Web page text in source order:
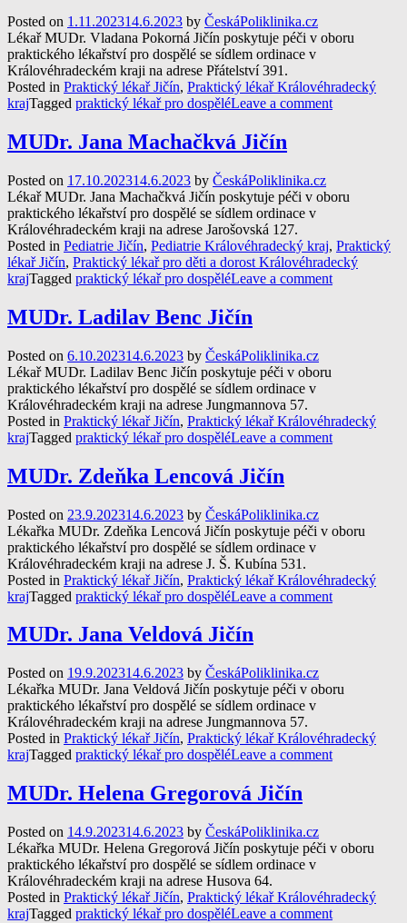
Posted on 1.11.202314.6.2023 by ČeskáPoliklinika.cz
Lékař MUDr. Vladana Pokorná Jičín poskytuje péči v oboru
praktického lékařství pro dospělé se sídlem ordinace v
Královéhradeckém kraji na adrese Přátelství 391.
Posted in Praktický lékař Jičín, Praktický lékař Královéhradecký
krajTagged praktický lékař pro dospěléLeave a comment
MUDr. Jana Machačkvá Jičín
Posted on 17.10.202314.6.2023 by ČeskáPoliklinika.cz
Lékař MUDr. Jana Machačkvá Jičín poskytuje péči v oboru
praktického lékařství pro dospělé se sídlem ordinace v
Královéhradeckém kraji na adrese Jarošovská 127.
Posted in Pediatrie Jičín, Pediatrie Královéhradecký kraj, Praktický
lékař Jičín, Praktický lékař pro děti a dorost Královéhradecký
krajTagged praktický lékař pro dospěléLeave a comment
MUDr. Ladilav Benc Jičín
Posted on 6.10.202314.6.2023 by ČeskáPoliklinika.cz
Lékař MUDr. Ladilav Benc Jičín poskytuje péči v oboru
praktického lékařství pro dospělé se sídlem ordinace v
Královéhradeckém kraji na adrese Jungmannova 57.
Posted in Praktický lékař Jičín, Praktický lékař Královéhradecký
krajTagged praktický lékař pro dospěléLeave a comment
MUDr. Zdeňka Lencová Jičín
Posted on 23.9.202314.6.2023 by ČeskáPoliklinika.cz
Lékařka MUDr. Zdeňka Lencová Jičín poskytuje péči v oboru
praktického lékařství pro dospělé se sídlem ordinace v
Královéhradeckém kraji na adrese J. Š. Kubína 531.
Posted in Praktický lékař Jičín, Praktický lékař Královéhradecký
krajTagged praktický lékař pro dospěléLeave a comment
MUDr. Jana Veldová Jičín
Posted on 19.9.202314.6.2023 by ČeskáPoliklinika.cz
Lékařka MUDr. Jana Veldová Jičín poskytuje péči v oboru
praktického lékařství pro dospělé se sídlem ordinace v
Královéhradeckém kraji na adrese Jungmannova 57.
Posted in Praktický lékař Jičín, Praktický lékař Královéhradecký
krajTagged praktický lékař pro dospěléLeave a comment
MUDr. Helena Gregorová Jičín
Posted on 14.9.202314.6.2023 by ČeskáPoliklinika.cz
Lékařka MUDr. Helena Gregorová Jičín poskytuje péči v oboru
praktického lékařství pro dospělé se sídlem ordinace v
Královéhradeckém kraji na adrese Husova 64.
Posted in Praktický lékař Jičín, Praktický lékař Královéhradecký
krajTagged praktický lékař pro dospěléLeave a comment